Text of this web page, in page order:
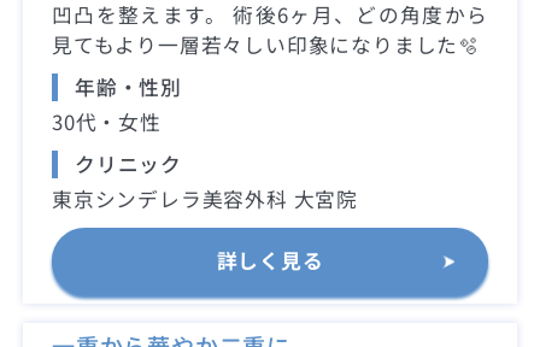
凹凸を整えます。 術後6ヶ月、どの角度から
見てもより一層若々しい印象になりました🫧
年齢・性別
30代・女性
クリニック
東京シンデレラ美容外科 大宮院
詳しく見る